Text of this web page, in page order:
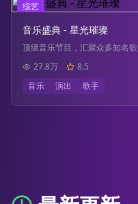
综艺
音乐盛典 - 星光璀璨
顶级音乐节目，汇聚众多知名
27.8万
8.5
音乐
演出 歌手